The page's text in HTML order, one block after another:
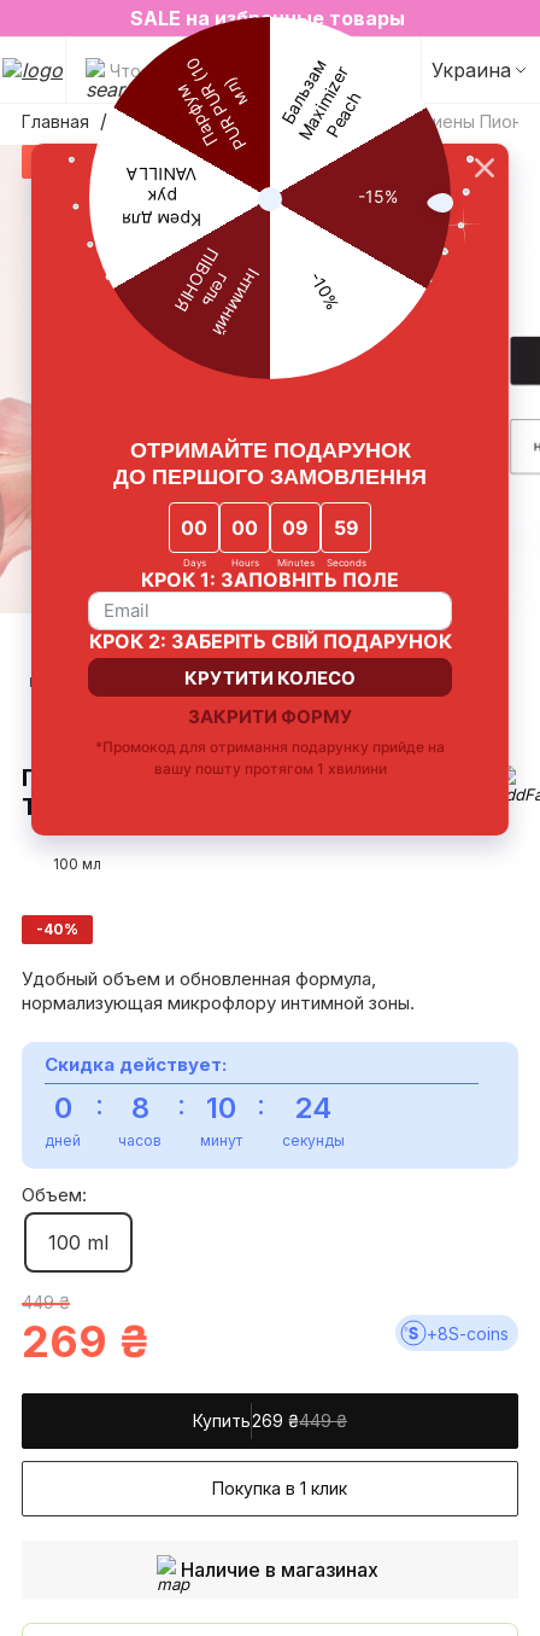
2=3 на любимые ароматы для дома✨
SALE на избранные товары
Что будем искать? Украина
Главная Уход за телом Гель для личной гигиены Пион
SALE
Нишевый аромат
Бережное
очищение
Поддержание
природного pH
Растительных
ГЕЛЬ ДЛЯ ЛИЧНОЙ ГИГИЕНЫ ПИОН
TRAVEL РАЗМЕР
100 мл
-40%
Удобный объем и обновленная формула,
нормализующая микрофлору интимной зоны.
Скидка действует:
0
дней
: 8
часов
: 10
минут
: 23
секунды
Объем:
100 ml
449 ₴
269 ₴ +8S-coins
Купить 449 ₴
269 ₴
Покупка в 1 клик
Наличие в магазинах